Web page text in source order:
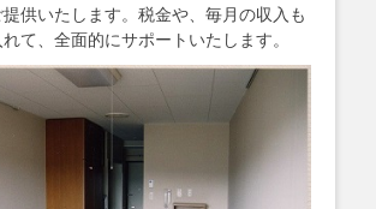
供いたします。税金や、毎月の収入も
て、全面的にサポートいたします。